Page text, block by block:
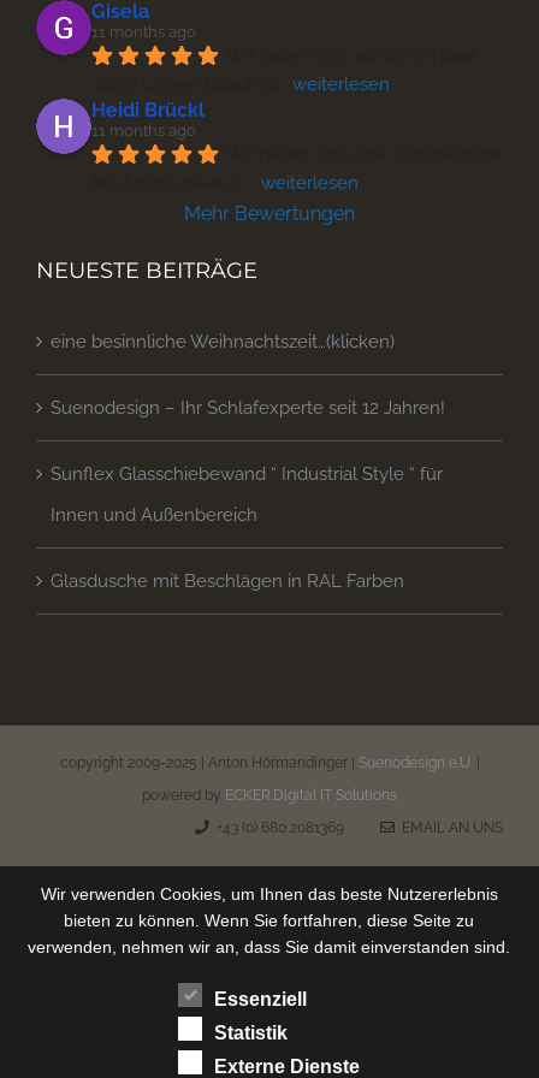
Gisela
11 months ago
weiterlesen
Heidi Brückl
11 months ago
weiterlesen
Mehr Bewertungen
NEUESTE BEITRÄGE
eine besinnliche Weihnachtszeit…(klicken)
Suenodesign – Ihr Schlafexperte seit 12 Jahren!
Sunflex Glasschiebewand “ Industrial Style “ für
Innen und Außenbereich
Glasdusche mit Beschlägen in RAL Farben
copyright 2009-2025 | Anton Hörmandinger | Suenodesign e.U.|
powered by ECKER.Digital IT Solutions
+43 (0) 680 2081369
EMAIL AN UNS
Wir verwenden Cookies, um Ihnen das beste Nutzererlebnis
bieten zu können. Wenn Sie fortfahren, diese Seite zu
verwenden, nehmen wir an, dass Sie damit einverstanden sind.
Essenziell
Statistik
Externe Dienste